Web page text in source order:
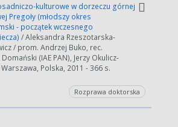
kulturowe w dorzeczu górnej
Pregoły (młodszy okres
- początek wczesnego
/ Aleksandra Rzeszotarska-
/ prom. Andrzej Buko, rec.
(IAE PAN), Jerzy Okulicz-
Polska, 2011 - 366 s.
Rozprawa doktorska